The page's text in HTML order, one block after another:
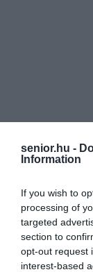
senior.hu -
Information
If you wish to
processing of
targeted
section to
opt-out request
interest-based